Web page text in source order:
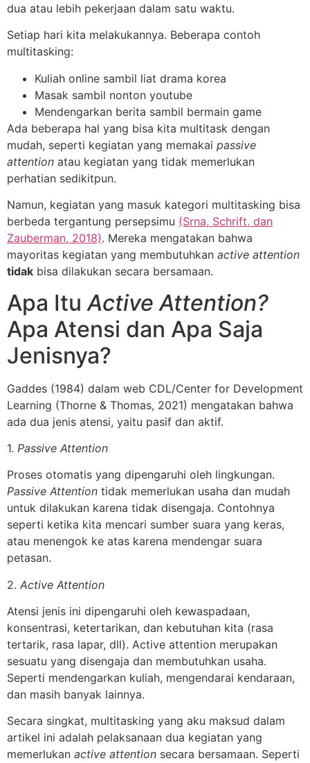
dua atau lebih pekerjaan dalam satu waktu.
Setiap hari kita melakukannya. Beberapa contoh
multitasking:
Kuliah online sambil liat drama korea
Masak sambil nonton youtube
Mendengarkan berita sambil bermain game
Ada beberapa hal yang bisa kita multitask dengan
mudah, seperti kegiatan yang memakai passive
attention atau kegiatan yang tidak memerlukan
perhatian sedikitpun.
Namun, kegiatan yang masuk kategori multitasking bisa
berbeda tergantung persepsimu (Srna, Schrift, dan
Zauberman, 2018). Mereka mengatakan bahwa
mayoritas kegiatan yang membutuhkan active attention
tidak bisa dilakukan secara bersamaan.
Apa Itu Active Attention?
Apa Atensi dan Apa Saja
Jenisnya?
Gaddes (1984) dalam web CDL/Center for Development
Learning (Thorne & Thomas, 2021) mengatakan bahwa
ada dua jenis atensi, yaitu pasif dan aktif.
1. Passive Attention
Proses otomatis yang dipengaruhi oleh lingkungan.
Passive Attention tidak memerlukan usaha dan mudah
untuk dilakukan karena tidak disengaja. Contohnya
seperti ketika kita mencari sumber suara yang keras,
atau menengok ke atas karena mendengar suara
petasan.
2. Active Attention
Atensi jenis ini dipengaruhi oleh kewaspadaan,
konsentrasi, ketertarikan, dan kebutuhan kita (rasa
tertarik, rasa lapar, dll). Active attention merupakan
sesuatu yang disengaja dan membutuhkan usaha.
Seperti mendengarkan kuliah, mengendarai kendaraan,
dan masih banyak lainnya.
Secara singkat, multitasking yang aku maksud dalam
artikel ini adalah pelaksanaan dua kegiatan yang
memerlukan active attention secara bersamaan. Seperti